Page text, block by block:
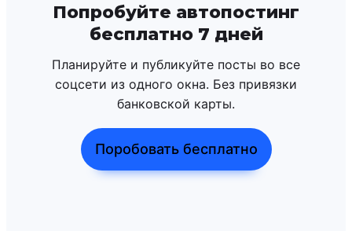
Попробуйте автопостинг
бесплатно 7 дней
Планируйте и публикуйте посты во все
соцсети из одного окна. Без привязки
банковской карты.
Поробовать бесплатно